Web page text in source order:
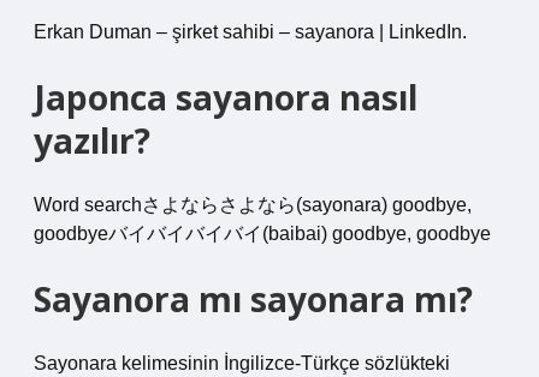
Erkan Duman – şirket sahibi – sayanora | LinkedIn.
Japonca sayanora nasıl
yazılır?
Word searchさよならさよなら(sayonara) goodbye,
goodbyeバイバイバイバイ(baibai) goodbye, goodbye
Sayanora mı sayonara mı?
Sayonara kelimesinin İngilizce-Türkçe sözlükteki